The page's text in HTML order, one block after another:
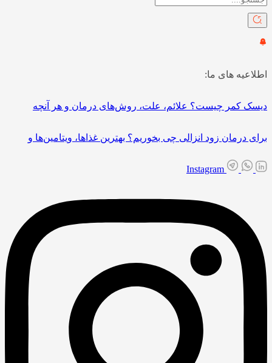
اطلاعیه های ما:
دیسک کمر چیست؟ علائم، علت، روش‌های درمان و هر آنچه
برای درمان زود انزالی چی بخوریم؟ بهترین غذاها، ویتامین‌ها و
Instagram